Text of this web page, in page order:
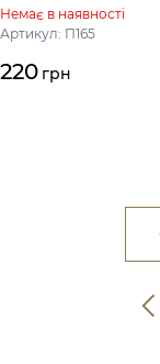
Немає в наявності
Артикул: П165
220 грн